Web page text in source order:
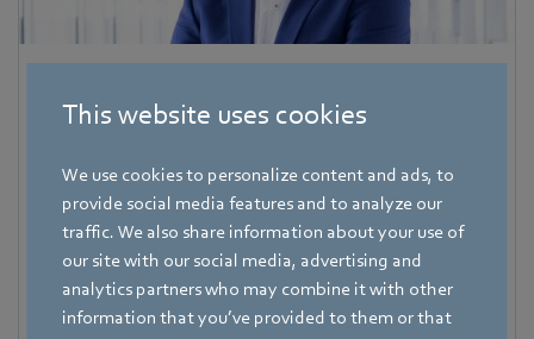
This website uses cookies
We use cookies to personalize content and ads, to
provide social media features and to analyze our
traffic. We also share information about your use of
our site with our social media, advertising and
analytics partners who may combine it with other
information that you’ve provided to them or that
Referent Fachpresse
Adresse
Amtstraße 85,74673 Mulfingen - Hollenbach,
Deutschland
+49 7938 81-7006